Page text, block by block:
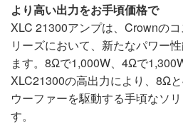
より高い出力をお手頃価格で
XLC 21300アンプは、Crownの
リーズにおいて、新たなパワー
ます。8Ωで1,000W、4Ωで
XLC21300の高出力により、8Ω
ウーファーを駆動する手頃なソ
す。